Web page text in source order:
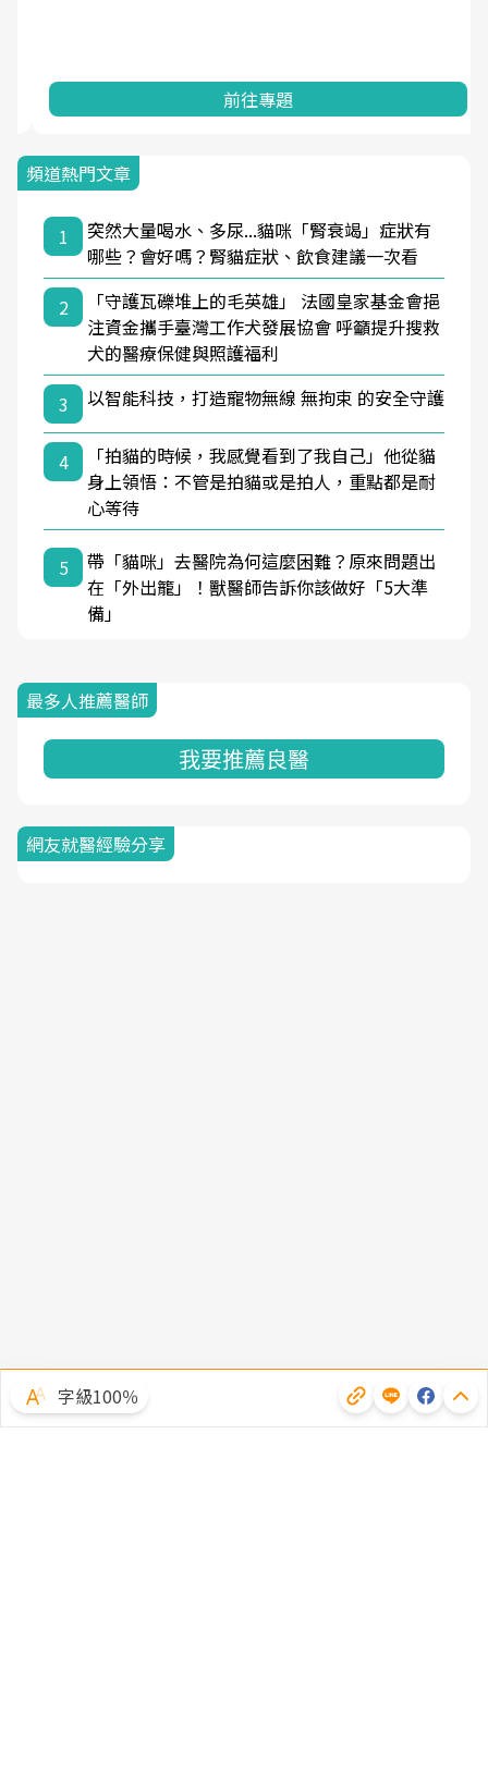
前往專題
頻道熱門文章
1
突然大量喝水、多尿...貓咪「腎衰竭」症狀有
哪些？會好嗎？腎貓症狀、飲食建議一次看
2
「守護瓦礫堆上的毛英雄」 法國皇家基金會挹
注資金攜手臺灣工作犬發展協會 呼籲提升搜救
犬的醫療保健與照護福利
3
以智能科技，打造寵物無線 無拘束 的安全守護
4
「拍貓的時候，我感覺看到了我自己」他從貓
身上領悟：不管是拍貓或是拍人，重點都是耐
心等待
5
帶「貓咪」去醫院為何這麼困難？原來問題出
在「外出籠」！獸醫師告訴你該做好「5大準
備」
最多人推薦醫師
我要推薦良醫
網友就醫經驗分享
字級100％